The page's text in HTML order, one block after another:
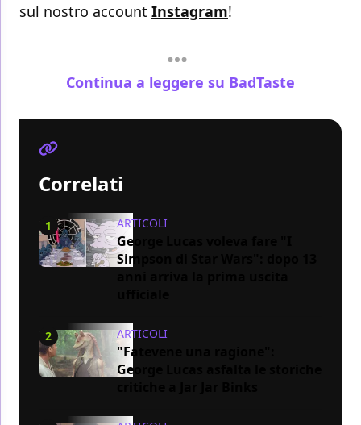
sul nostro account Instagram!
Continua a leggere su BadTaste
Correlati
1 ARTICOLI
George Lucas voleva fare "I
Simpson di Star Wars": dopo 13
2 ARTICOLI
"Fatevene una ragione":
George Lucas asfalta le storiche